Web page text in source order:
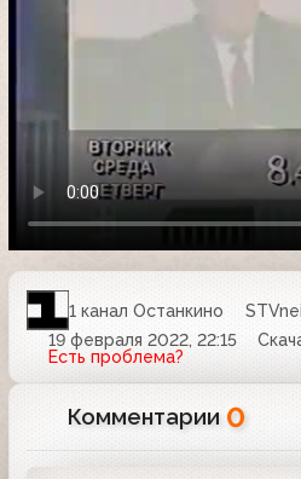
1 канал Останкино
19 февраля 2022, 22:15
Есть проблема?
Комментарии 0